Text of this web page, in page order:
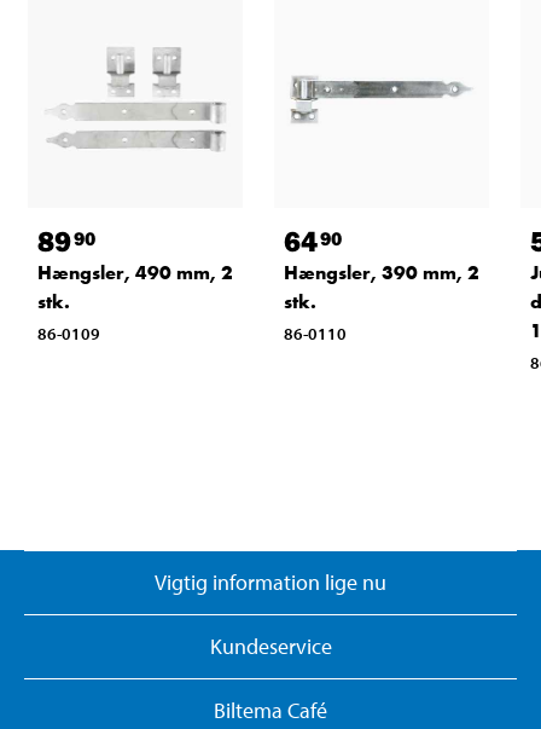
8990
Hængsler, 490 mm, 2
stk.
86-0109
6490
Hængsler, 390 mm, 2
stk.
86-0110
Vigtig information lige nu
Kundeservice
Biltema Café